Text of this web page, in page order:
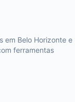
em Belo Horizonte e
ferramentas